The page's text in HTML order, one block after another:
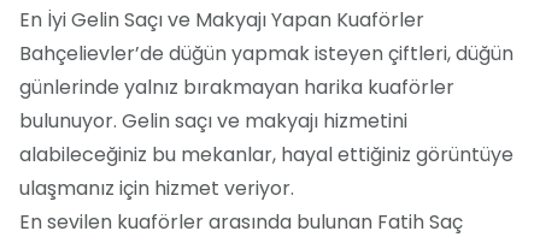
En İyi Gelin Saçı ve Makyajı Yapan Kuaförler
Bahçelievler’de düğün yapmak isteyen çiftleri, düğün
günlerinde yalnız bırakmayan harika kuaförler
bulunuyor. Gelin saçı ve makyajı hizmetini
alabileceğiniz bu mekanlar, hayal ettiğiniz görüntüye
ulaşmanız için hizmet veriyor.
En sevilen kuaförler arasında bulunan Fatih Saç